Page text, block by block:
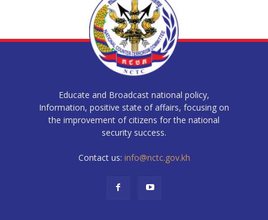
Educate and Broadcast national policy,
Information, positive state of affairs, focusing on
the improvement of citizens for the national
security success.
Contact us: info@nctc.gov.kh